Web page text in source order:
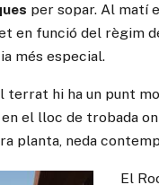
per sopar. Al matí
en funció del règim
més especial.
terrat hi ha un punt
el lloc de trobada
planta, neda
El